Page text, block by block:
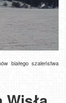
białego szaleństwa